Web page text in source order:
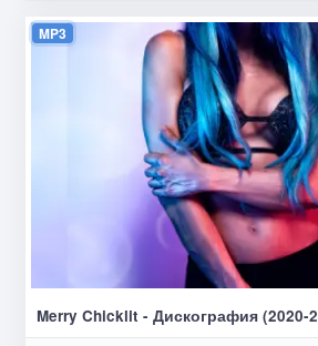
MP3
Merry Chicklit - Дискография (2020-